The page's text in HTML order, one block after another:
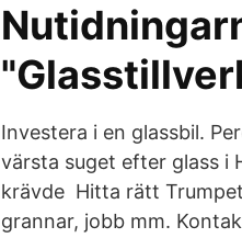
Investera i en glassbil.
värsta suget efter glass i
krävde Hitta rätt
grannar, jobb mm.